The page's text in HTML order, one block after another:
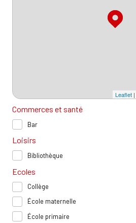
Leaflet |
Commerces et santé
Bar
Loisirs
Bibliothèque
Ecoles
Collège
École maternelle
École primaire